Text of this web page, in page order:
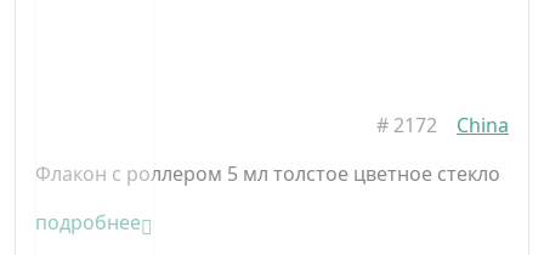
# 2172
China
Флакон с роллером 5 мл толстое цветное стекло
подробнее